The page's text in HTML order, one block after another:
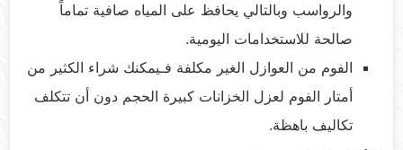
والرواسب وبالتالي يحافظ على المياه صافية تماماً
صالحة للاستخدامات اليومية.
الفوم من العوازل الغير مكلفة فـيمكنك شراء الكثير من
أمتار الفوم لعزل الخزانات كبيرة الحجم دون أن تتكلف
تكاليف باهظة.